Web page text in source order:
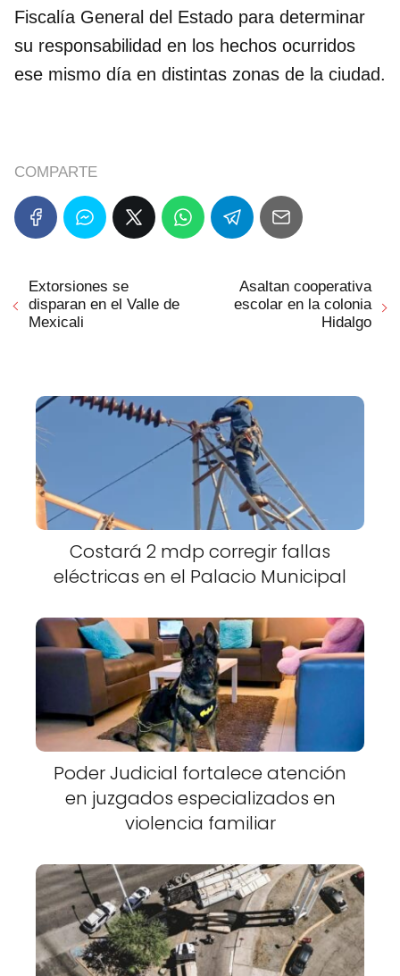
Fiscalía General del Estado para determinar
su responsabilidad en los hechos ocurridos
ese mismo día en distintas zonas de la ciudad.
COMPARTE
Extorsiones se
disparan en el Valle de
Mexicali
Asaltan cooperativa
escolar en la colonia
Hidalgo
Costará 2 mdp corregir fallas
eléctricas en el Palacio Municipal
Poder Judicial fortalece atención
en juzgados especializados en
violencia familiar